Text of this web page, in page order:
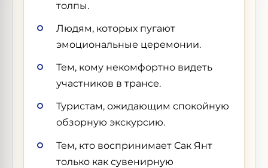
толпы.
Людям, которых пугают
эмоциональные церемонии.
Тем, кому некомфортно видеть
участников в трансе.
Туристам, ожидающим спокойную
обзорную экскурсию.
Тем, кто воспринимает Сак Янт
только как сувенирную